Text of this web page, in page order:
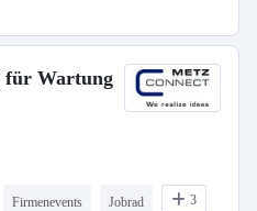
für Wartung
Firmenevents Jobrad 3